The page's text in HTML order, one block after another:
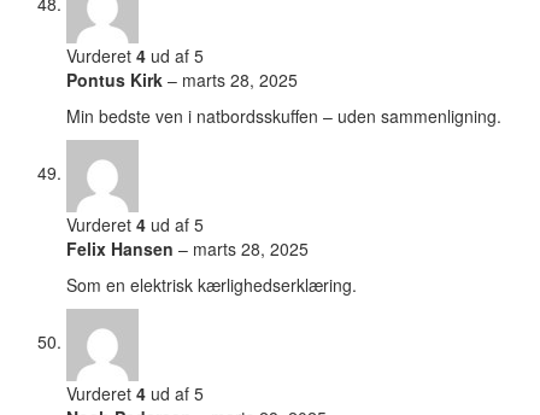
Vurderet 4 ud af 5
Pontus Kirk – marts 28, 2025
Min bedste ven i natbordsskuffen – uden sammenligning.
Vurderet 4 ud af 5
Felix Hansen – marts 28, 2025
Som en elektrisk kærlighedserklæring.
Vurderet 4 ud af 5